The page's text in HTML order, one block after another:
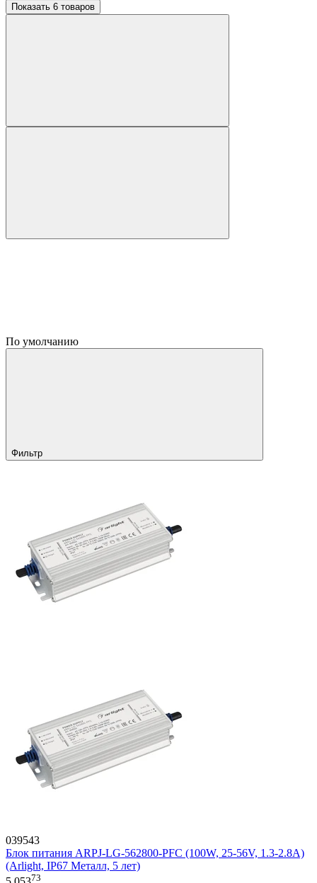
Показать 6 товаров
По умолчанию
Фильтр
039543
Блок питания ARPJ-LG-562800-PFC (100W, 25-56V, 1.3-2.8A)
(Arlight, IP67 Металл, 5 лет)
73